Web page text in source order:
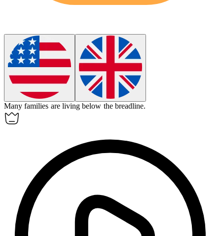
Many families are living below the breadline.